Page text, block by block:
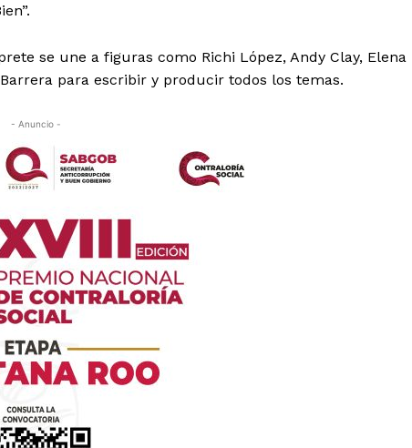
Empresa
Contacto
Política de privacidad
se une a figuras como Richi López, Andy Clay, Elena
para escribir y producir todos los temas.
- Anuncio -